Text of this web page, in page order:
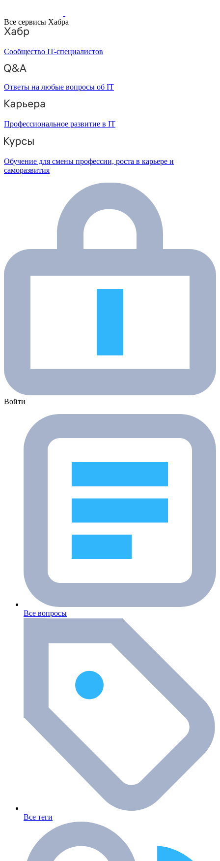
Все сервисы Хабра
Сообщество IT-специалистов
Ответы на любые вопросы об IT
Профессиональное развитие в IT
Обучение для смены профессии, роста в карьере и
саморазвития
Войти
Все вопросы
Все теги